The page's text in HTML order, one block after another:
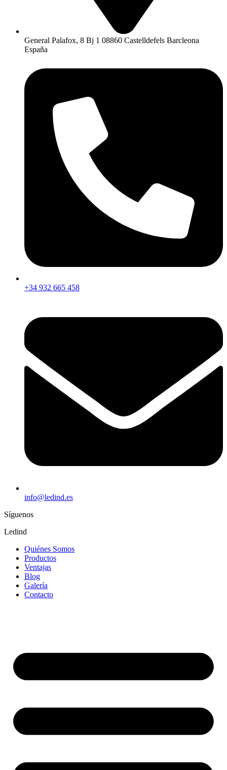
General Palafox, 8 Bj 1 08860 Castelldefels Barcleona
España
+34 932 665 458‬
info@ledind.es
Síguenos
Ledind
Quiénes Somos
Productos
Ventajas
Blog
Galería
Contacto